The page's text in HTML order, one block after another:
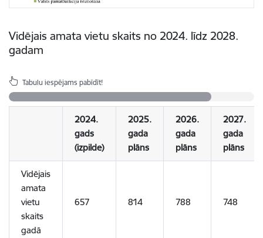
Vidējais amata vietu skaits no 2024. līdz 2028.
gadam
Tabulu iespējams pabīdīt!
2024.
gads
(izpilde)
2025.
gada
plāns
2026.
gada
plāns
2027.
gada
plāns
Vidējais
amata
vietu
skaits
gadā
657 814 788 748